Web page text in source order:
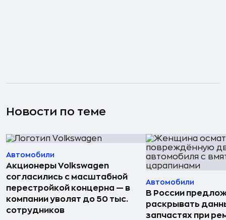
Новости по теме
Автомобили
Акционеры Volkswagen
согласились с масштабной
перестройкой концерна — в
компании уволят до 50 тыс.
сотрудников
Автомобили
В России
раскрывать
запчастях при